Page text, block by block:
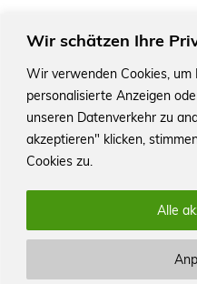
Wir schätzen Ihre
Wir verwenden Cookies, um
personalisierte Anzeigen
unseren Datenverkehr zu
akzeptieren" klicken,
Cookies zu.
Alle
Das Schriftstellerhaus ist ein
Autorinnen und Autoren aus
ein Veranstaltungsort für
Schreibwerkstätten.